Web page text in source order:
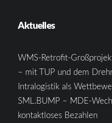
Aktuelles
WMS-Retrofit-
– mit TUP und dem
Intralogistik als
SML.BUMP – MDE-
kontaktloses Bezahlen